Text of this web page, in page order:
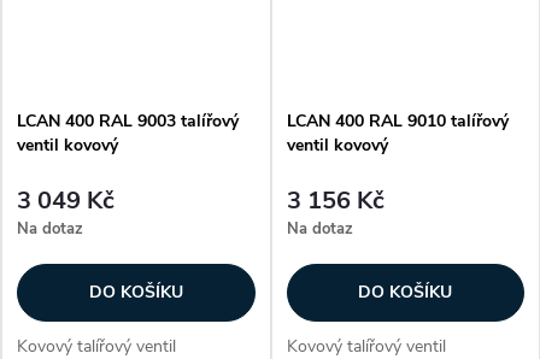
LCAN 400 RAL 9003 talířový
ventil kovový
3 049 Kč
Na dotaz
DO KOŠÍKU
Kovový talířový ventil
LCAN 400 RAL 9010 talířový
ventil kovový
3 156 Kč
Na dotaz
DO KOŠÍKU
Kovový talířový ventil